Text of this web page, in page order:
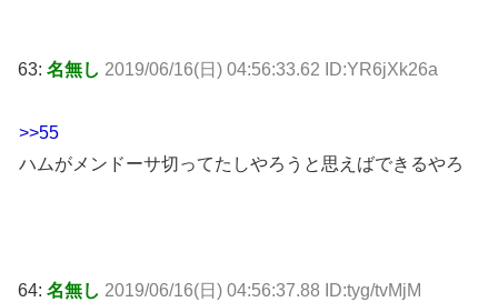
63: 名無し 2019/06/16(日) 04:56:33.62 ID:YR6jXk26a
>>55
ハムがメンドーサ切ってたしやろうと思えばできるやろ
64: 名無し 2019/06/16(日) 04:56:37.88 ID:tyg/tvMjM